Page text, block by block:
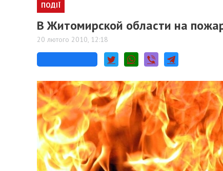
ПОДІЇ
В Житомирской области на
20 лютого 2010, 12:18